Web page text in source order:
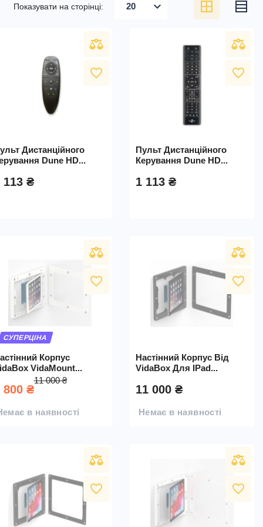
Показувати на сторінці: 20 expand_more
favorite_border
Дистанційного
Dune HD...
113 ₴
favorite_border
Пульт Дистанційного
Керування Dune HD...
1 113 ₴
favorite_border
Корпус
VidaMount...
11 000 ₴
800 ₴
в наявності
СУПЕРЦІНА
favorite_border
Настінний Корпус Від
VidaBox Для IPad...
11 000 ₴
Немає в наявності
favorite_border favorite_border